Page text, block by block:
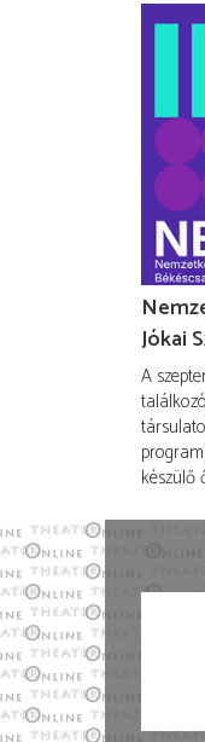
Jókai
A
készülő